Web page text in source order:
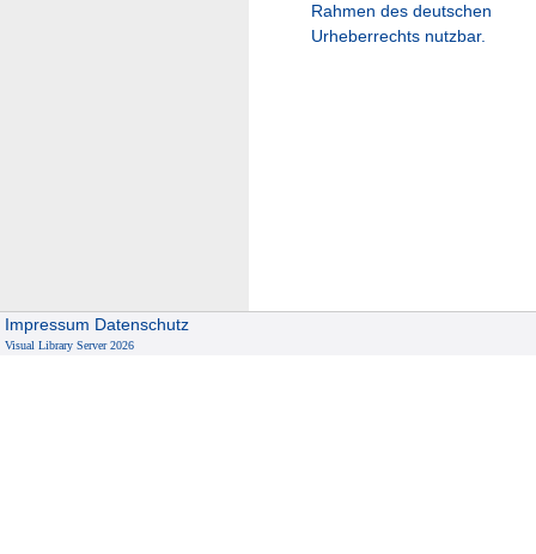
Rahmen des deutschen
Urheberrechts nutzbar.
Impressum Datenschutz
Visual Library Server 2026